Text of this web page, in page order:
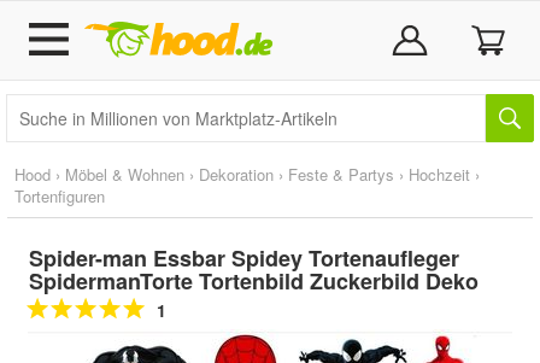
Hood › Möbel & Wohnen › Dekoration › Feste & Partys › Hochzeit ›
Tortenfiguren
Spider-man Essbar Spidey Tortenaufleger
SpidermanTorte Tortenbild Zuckerbild Deko
1